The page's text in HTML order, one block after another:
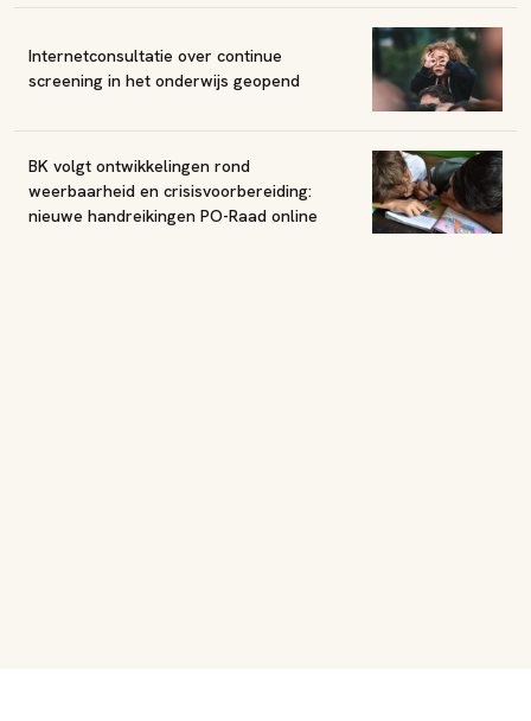
Internetconsultatie over continue
screening in het onderwijs geopend
BK volgt ontwikkelingen rond
weerbaarheid en crisisvoorbereiding:
nieuwe handreikingen PO-Raad online